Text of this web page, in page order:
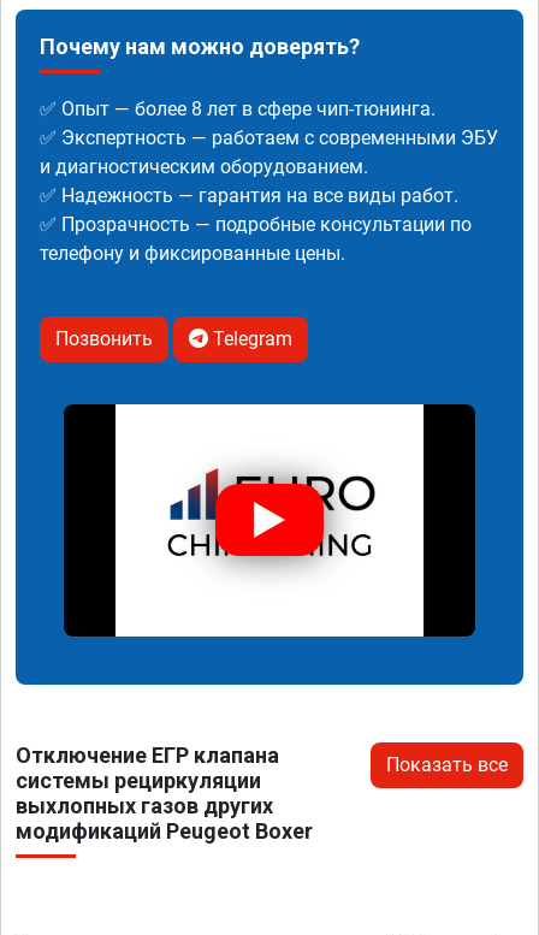
Почему нам можно доверять?
✅ Опыт — более 8 лет в сфере чип-тюнинга.
✅ Экспертность — работаем с современными ЭБУ
и диагностическим оборудованием.
✅ Надежность — гарантия на все виды работ.
✅ Прозрачность — подробные консультации по
телефону и фиксированные цены.
Позвонить Telegram
Отключение ЕГР клапана
системы рециркуляции
выхлопных газов других
модификаций Peugeot Boxer
Показать все